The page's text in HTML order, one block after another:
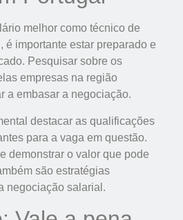
melhor como técnico de
é importante estar preparado e
Pesquisar sobre os
empresas na região
a embasar a negociação.
destacar as qualificações
para a vaga em questão.
demonstrar o valor que pode
são estratégias
negociação salarial.